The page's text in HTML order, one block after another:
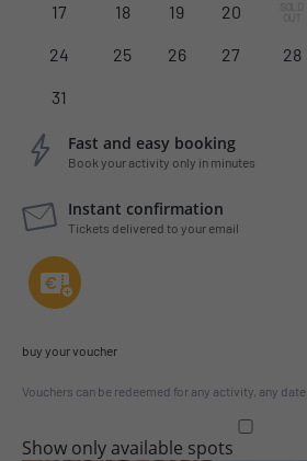
17 18 19 20
24 25 26 27 28
31
Fast and easy booking
Book your activity only in minutes
Instant confirmation
Tickets delivered to your email
buy your voucher
Vouchers can be redeemed for any activity, any date.
Show only available spots